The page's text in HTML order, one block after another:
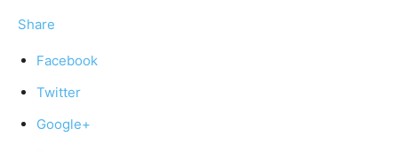
Share
Facebook
Twitter
Google+